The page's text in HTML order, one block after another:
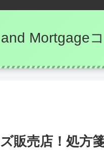
Mortgage
販売店！処方